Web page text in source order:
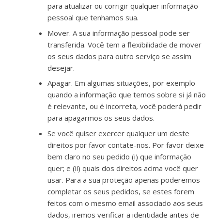
para atualizar ou corrigir qualquer informação
pessoal que tenhamos sua.
Mover. A sua informação pessoal pode ser
transferida. Você tem a flexibilidade de mover
os seus dados para outro serviço se assim
desejar.
Apagar. Em algumas situações, por exemplo
quando a informação que temos sobre si já não
é relevante, ou é incorreta, você poderá pedir
para apagarmos os seus dados.
Se você quiser exercer qualquer um deste
direitos por favor contate-nos. Por favor deixe
bem claro no seu pedido (i) que informação
quer; e (ii) quais dos direitos acima você quer
usar. Para a sua proteção apenas poderemos
completar os seus pedidos, se estes forem
feitos com o mesmo email associado aos seus
dados, iremos verificar a identidade antes de